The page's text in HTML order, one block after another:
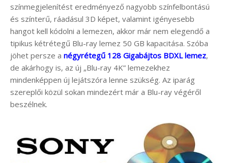
színmegjelenítést eredményező nagyobb színfelbontású
és színterű, ráadásul 3D képet, valamint igényesebb
hangot kell kódolni a lemezen, akkor már nem elegendő a
tipikus kétrétegű Blu-ray lemez 50 GB kapacitása. Szóba
jöhet persze a négyrétegű 128 Gigabájtos BDXL lemez,
de akárhogy is, az új „Blu-ray 4K” lemezekhez
mindenképpen új lejátszóra lenne szükség. Az iparág
szereplői közül sokan mindezért már a Blu-ray végéről
beszélnek.